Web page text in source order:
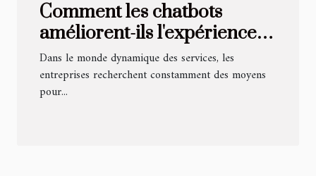
Comment les chatbots
améliorent-ils l'expérience
client dans le secteur des
services ?
Dans le monde dynamique des services, les
entreprises recherchent constamment des moyens
pour...